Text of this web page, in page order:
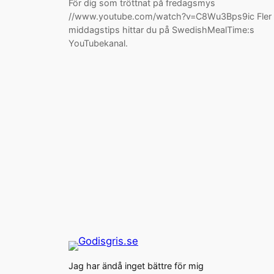
För dig som tröttnat på fredagsmys
//www.youtube.com/watch?v=C8Wu3Bps9ic Fler
middagstips hittar du på SwedishMealTime:s
YouTubekanal.
Jag har ändå inget bättre för mig